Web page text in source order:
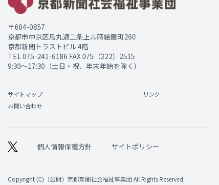
〒604-0857
京都市中京区烏丸通二条上ル蒔絵屋町260
京都新聞トラストビル 4階
TEL075-241-6186 FAX 075（222）2515
9:30～17:30（土日・祝、年末年始を除く）
サイトマップ
リンク
お問い合わせ
個人情報保護方針 サイトポリシー
Copyright (C)（公財）京都新聞社会福祉事業団 All Rights Reserved.